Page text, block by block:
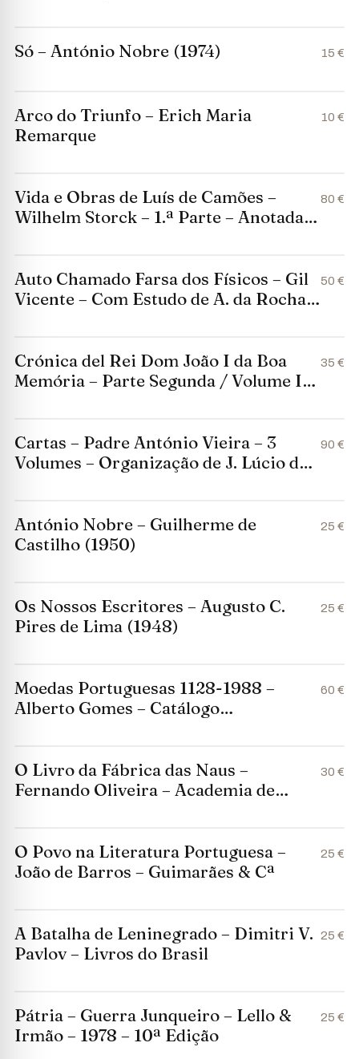
Só – António Nobre (1974) 15 €
Arco do Triunfo – Erich Maria
Remarque
10 €
Vida e Obras de Luís de Camões –
Wilhelm Storck – 1.ª Parte – Anotada
80 €
Auto Chamado Farsa dos Físicos – Gil
Vicente – Com Estudo de A. da Rocha
50 €
Crónica del Rei Dom João I da Boa
Memória – Parte Segunda / Volume II
35 €
Cartas – Padre António Vieira – 3
Volumes – Organização de J. Lúcio de
90 €
António Nobre – Guilherme de
Castilho (1950)
25 €
Os Nossos Escritores – Augusto C.
Pires de Lima (1948)
25 €
Moedas Portuguesas 1128-1988 –
Alberto Gomes – Catálogo
60 €
O Livro da Fábrica das Naus –
Fernando Oliveira – Academia de
30 €
O Povo na Literatura Portuguesa –
João de Barros – Guimarães & Cª
25 €
A Batalha de Leninegrado – Dimitri V.
Pavlov – Livros do Brasil
25 €
Pátria – Guerra Junqueiro – Lello &
Irmão – 1978 – 10ª Edição
25 €